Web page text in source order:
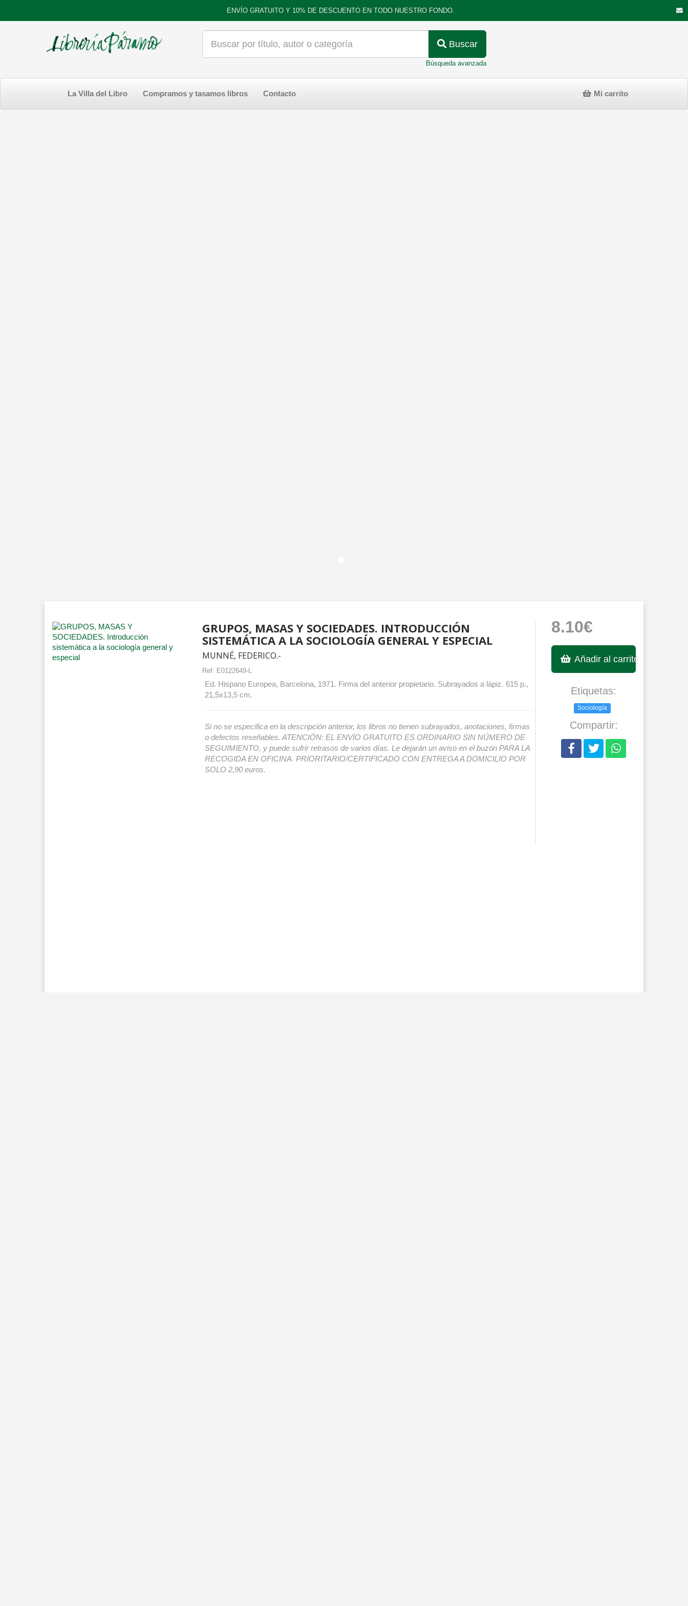
ENVÍO GRATUITO Y 10% DE DESCUENTO EN TODO NUESTRO FONDO.
Buscar
Búsqueda avanzada
La Villa del Libro Compramos y tasamos libros Contacto Mi carrito
GRUPOS, MASAS Y SOCIEDADES. INTRODUCCIÓN
SISTEMÁTICA A LA SOCIOLOGÍA GENERAL Y ESPECIAL
MUNNÉ, FEDERICO.-
Ref: E0122649-L
Ed. Hispano Europea, Barcelona, 1971. Firma del anterior propietario. Subrayados a lápiz. 615 p.,
21,5x13,5 cm.
Si no se especifica en la descripción anterior, los libros no tienen subrayados, anotaciones, firmas
o defectos reseñables. ATENCIÓN: EL ENVÍO GRATUITO ES ORDINARIO SIN NÚMERO DE
SEGUIMIENTO, y puede sufrir retrasos de varios días. Le dejarán un aviso en el buzón PARA LA
RECOGIDA EN OFICINA. PRIORITARIO/CERTIFICADO CON ENTREGA A DOMICILIO POR
SOLO 2,90 euros.
8.10€
Añadir al carrito
Etiquetas:
Sociología
Compartir: